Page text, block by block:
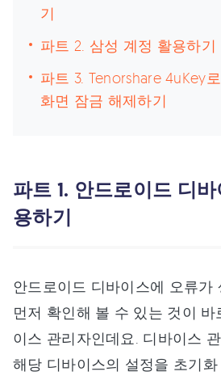
기
파트 2. 삼성 계정 활용하기
파트 3. Tenorshare 4uKey
화면 잠금 해제하기
파트 1. 안드로이드 디
용하기
안드로이드 디바이스에 오류가
먼저 확인해 볼 수 있는 것이
이스 관리자인데요. 디바이스
해당 디바이스의 설정을 초기